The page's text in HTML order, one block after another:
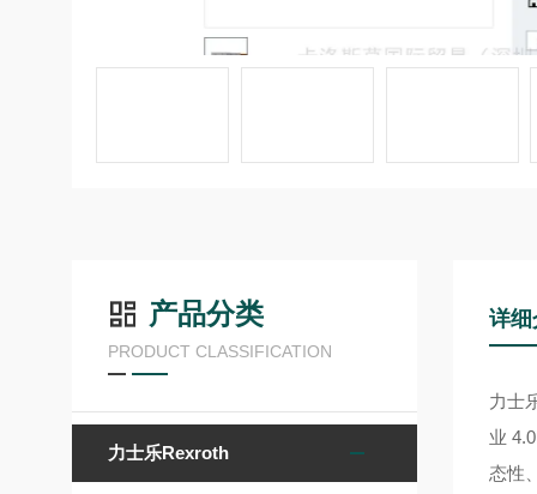
产品分类
PRODUCT CLASSIFICATION
力士乐Rexroth
详细
力士
业
态性